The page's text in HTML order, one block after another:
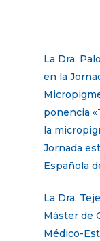
La Dra.
en la
ponencia
la
Jornada
Española
La Dra.
Máster de
Médico-